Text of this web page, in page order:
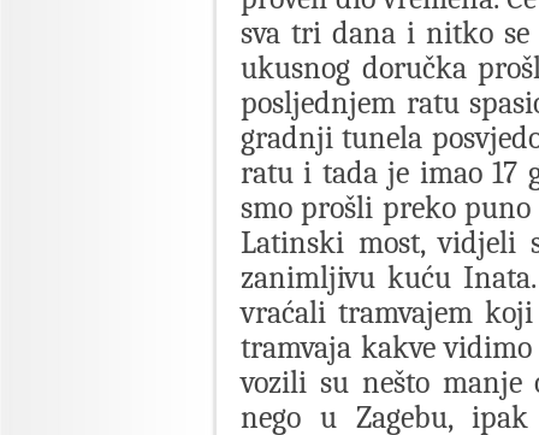
sva tri dana i nitko
ukusnog doručka
posljednjem ratu
gradnji tunela
ratu i tada je imao 17
smo prošli preko
Latinski most, vidjeli
zanimljivu kuću
vraćali tramvajem
tramvaja kakve vidimo
vozili su nešto manje
nego u Zagebu,